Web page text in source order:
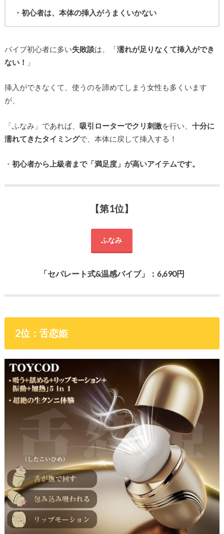
・初心者は、本体の挿入がうまくいかない
バイブ初心者に多い失敗談は、「濡れが足りなくて挿入ができ
ない！
」
挿入ができなくて、使うのを諦めてしまう女性も多くいます
が、
「ふなみ」であれば、 吸引ローターでクリ刺激を行い、 十分に
濡れてきたタイミングで、本体に戻して挿入する！
・ 初心者から上級者まで「満足度」が高いアイテムです。
【第1位】
ふなみ
「セパレート式&温感バイブ」：6,690円
2位：舌恋姫